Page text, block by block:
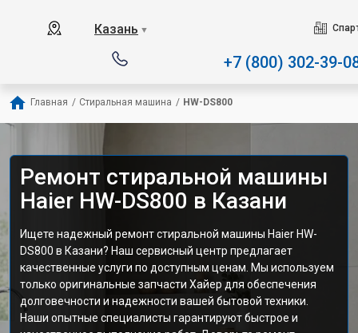
Казань ▼
+7 (800) 302-39-
Главная / Стиральная машина / HW-DS800
Ремонт стиральной машины
Haier HW-DS800 в Казани
Ищете надежный ремонт стиральной машины Haier HW-
DS800 в Казани? Наш сервисный центр предлагает
качественные услуги по доступным ценам. Мы используем
только оригинальные запчасти Хайер для обеспечения
долговечности и надежности вашей бытовой техники.
Наши опытные специалисты гарантируют быстрое и